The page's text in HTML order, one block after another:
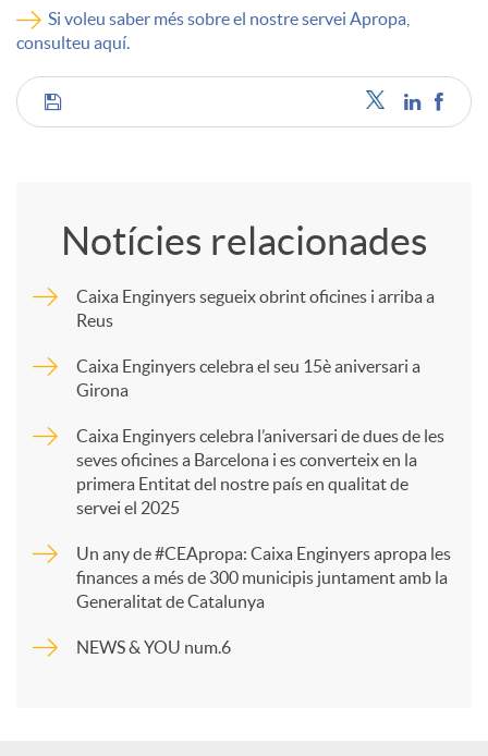
Si voleu saber més sobre el nostre servei Apropa,
consulteu aquí.
C
t
Notícies relacionades
Caixa Enginyers segueix obrint oficines i arriba a
Reus
Caixa Enginyers celebra el seu 15è aniversari a
Girona
Caixa Enginyers celebra l’aniversari de dues de les
seves oficines a Barcelona i es converteix en la
primera Entitat del nostre país en qualitat de
servei el 2025
Un any de #CEApropa: Caixa Enginyers apropa les
finances a més de 300 municipis juntament amb la
Generalitat de Catalunya
NEWS & YOU num.6